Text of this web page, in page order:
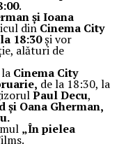
.
și Ioana
din Cinema City
18:30și vor
alături de
Cinema City
de la 18:30, la
Paul Decu,
și Oana Gherman,
„În pielea